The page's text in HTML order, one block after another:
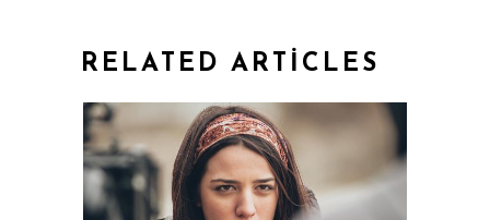
RELATED ARTICLES